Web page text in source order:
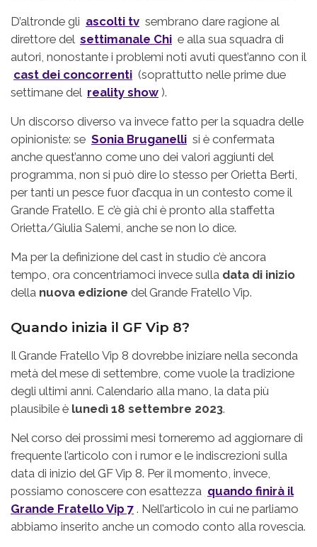
D’altronde gli ascolti tv sembrano dare ragione al
direttore del settimanale Chi e alla sua squadra di
autori, nonostante i problemi noti avuti quest’anno con il
cast dei concorrenti (soprattutto nelle prime due
settimane del reality show ).
Un discorso diverso va invece fatto per la squadra delle
opinioniste: se Sonia Bruganelli si è confermata
anche quest’anno come uno dei valori aggiunti del
programma, non si può dire lo stesso per Orietta Berti,
per tanti un pesce fuor d’acqua in un contesto come il
Grande Fratello. E c’è già chi è pronto alla staffetta
Orietta/Giulia Salemi, anche se non lo dice.
Ma per la definizione del cast in studio c’è ancora
tempo, ora concentriamoci invece sulla data di inizio
della nuova edizione del Grande Fratello Vip.
Quando inizia il GF Vip 8?
Il Grande Fratello Vip 8 dovrebbe iniziare nella seconda
metà del mese di settembre, come vuole la tradizione
degli ultimi anni. Calendario alla mano, la data più
plausibile è lunedì 18 settembre 2023.
Nel corso dei prossimi mesi torneremo ad aggiornare di
frequente l’articolo con i rumor e le indiscrezioni sulla
data di inizio del GF Vip 8. Per il momento, invece,
possiamo conoscere con esattezza quando finirà il
Grande Fratello Vip 7 . Nell’articolo in cui ne parliamo
abbiamo inserito anche un comodo conto alla rovescia.